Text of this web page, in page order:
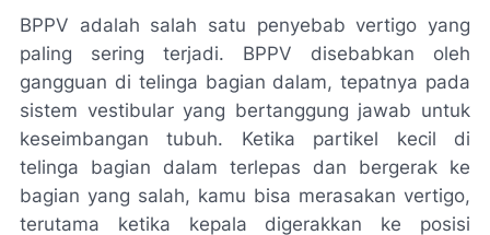
BPPV adalah salah satu penyebab vertigo yang
paling sering terjadi. BPPV disebabkan oleh
gangguan di telinga bagian dalam, tepatnya pada
sistem vestibularyang bertanggung jawab untuk
keseimbangan tubuh. Ketika partikel kecil di
telinga bagian dalam terlepas dan bergerak ke
bagian yang salah, kamu bisa merasakan vertigo,
terutama ketika kepala digerakkan ke posisi